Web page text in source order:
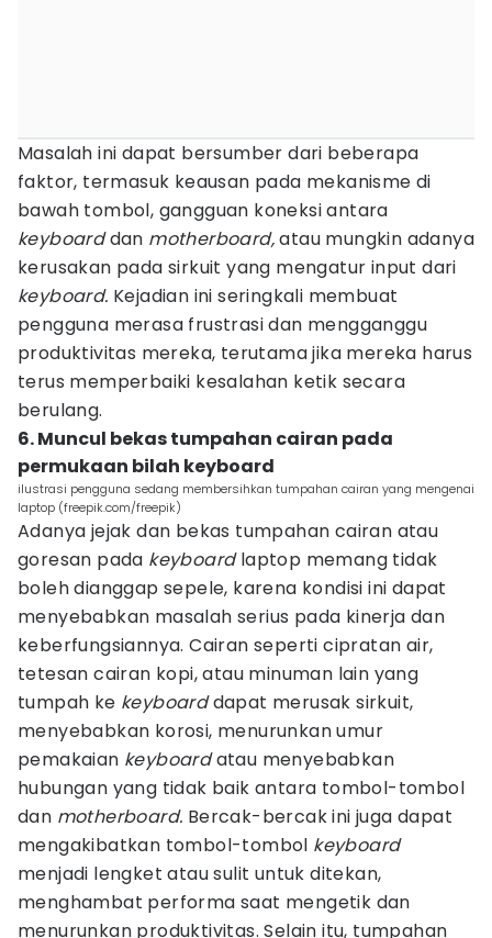
Masalah ini dapat bersumber dari beberapa
faktor, termasuk keausan pada mekanisme di
bawah tombol, gangguan koneksi antara
keyboarddan motherboard,atau mungkin adanya
kerusakan pada sirkuit yang mengatur input dari
keyboard. Kejadian ini seringkali membuat
pengguna merasa frustrasi dan mengganggu
produktivitas mereka, terutama jika mereka harus
terus memperbaiki kesalahan ketik secara
berulang.
6. Muncul bekas tumpahan cairan pada
permukaan bilah keyboard
ilustrasi pengguna sedang membersihkan tumpahan cairan yang mengenai
laptop (freepik.com/freepik)
Adanya jejak dan bekas tumpahan cairan atau
goresan pada keyboardlaptop memang tidak
boleh dianggap sepele, karena kondisi ini dapat
menyebabkan masalah serius pada kinerja dan
keberfungsiannya. Cairan seperti cipratan air,
tetesan cairan kopi, atau minuman lain yang
tumpah ke keyboarddapat merusak sirkuit,
menyebabkan korosi, menurunkan umur
pemakaian keyboardatau menyebabkan
hubungan yang tidak baik antara tombol-tombol
dan motherboard. Bercak-bercak ini juga dapat
mengakibatkan tombol-tombol keyboard
menjadi lengket atau sulit untuk ditekan,
menghambat performa saat mengetik dan
menurunkan produktivitas. Selain itu, tumpahan